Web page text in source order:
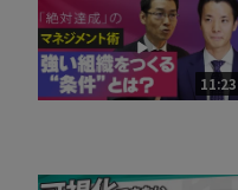
11:23